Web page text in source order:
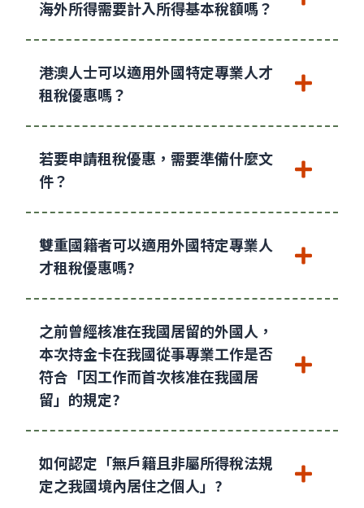
海外所得需要計入所得基本稅額嗎？
港澳人士可以適用外國特定專業人才
租稅優惠嗎？
若要申請租稅優惠，需要準備什麼文
件？
雙重國籍者可以適用外國特定專業人
才租稅優惠嗎?
之前曾經核准在我國居留的外國人，
本次持金卡在我國從事專業工作是否
符合「因工作而首次核准在我國居
留」的規定?
如何認定「無戶籍且非屬所得稅法規
定之我國境內居住之個人」?